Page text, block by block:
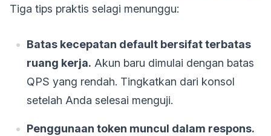
Tiga tips praktis selagi menunggu:
Batas kecepatan default bersifat terbatas
ruang kerja. Akun baru dimulai dengan batas
QPS yang rendah. Tingkatkan dari konsol
setelah Anda selesai menguji.
Penggunaan token muncul dalam respons.